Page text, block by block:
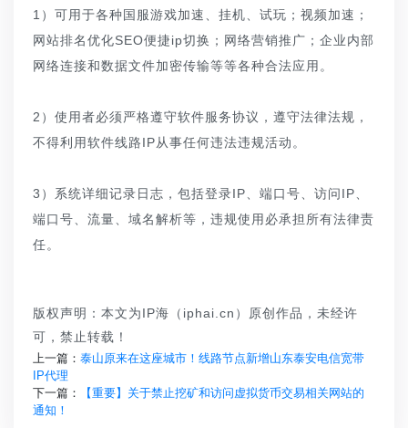
1）可用于各种国服游戏加速、挂机、试玩；视频加速；
网站排名优化SEO便捷ip切换；网络营销推广；企业内部
网络连接和数据文件加密传输等等各种合法应用。
2）使用者必须严格遵守软件服务协议，遵守法律法规，
不得利用软件线路IP从事任何违法违规活动。
3）系统详细记录日志，包括登录IP、端口号、访问IP、
端口号、流量、域名解析等，违规使用必承担所有法律责
任。
版权声明：本文为IP海（iphai.cn）原创作品，未经许
可，禁止转载！
上一篇： 泰山原来在这座城市！线路节点新增山东泰安电信宽带
IP代理
下一篇：
【重要】关于禁止挖矿和访问虚拟货币交易相关网站的
通知！